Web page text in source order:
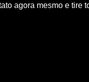
agora mesmo e tire